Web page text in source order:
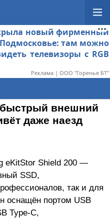
новый фирменный
там можно
телевизоры с RGB
Реклама | ООО "Горенье БТ"
быстрый внешний
даже наезд
eKitStor Shield 200 —
SSD,
так и для
оснащён портом USB
Type-C,